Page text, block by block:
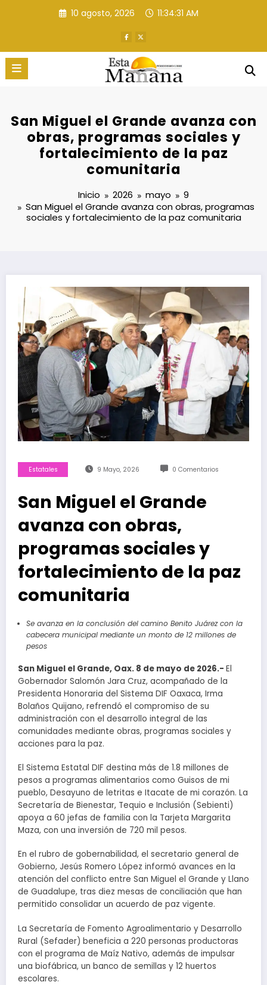
10 agosto, 2026 11:34:32 AM
San Miguel el Grande avanza con
obras, programas sociales y
fortalecimiento de la paz
comunitaria
Inicio 2026 mayo
9
San Miguel el Grande avanza con obras, programas
sociales y fortalecimiento de la paz comunitaria
Estatales 9 Mayo, 2026 0 Comentarios
San Miguel el Grande
avanza con obras,
programas sociales y
fortalecimiento de la paz
comunitaria
Se avanza en la conclusión del camino Benito Juárez con la
cabecera municipal mediante un monto de 12 millones de
pesos
San Miguel el Grande, Oax. 8 de mayo de 2026.- El
Gobernador Salomón Jara Cruz, acompañado de la
Presidenta Honoraria del Sistema DIF Oaxaca, Irma
Bolaños Quijano, refrendó el compromiso de su
administración con el desarrollo integral de las
comunidades mediante obras, programas sociales y
acciones para la paz.
El Sistema Estatal DIF destina más de 1.8 millones de
pesos a programas alimentarios como Guisos de mi
pueblo, Desayuno de letritas e Itacate de mi corazón. La
Secretaría de Bienestar, Tequio e Inclusión (Sebienti)
apoya a 60 jefas de familia con la Tarjeta Margarita
Maza, con una inversión de 720 mil pesos.
En el rubro de gobernabilidad, el secretario general de
Gobierno, Jesús Romero López informó avances en la
atención del conflicto entre San Miguel el Grande y Llano
de Guadalupe, tras diez mesas de conciliación que han
permitido consolidar un acuerdo de paz vigente.
La Secretaría de Fomento Agroalimentario y Desarrollo
Rural (Sefader) beneficia a 220 personas productoras
con el programa de Maíz Nativo, además de impulsar
una biofábrica, un banco de semillas y 12 huertos
escolares.